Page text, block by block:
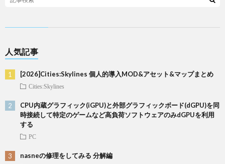
人気記事
[2026]Cities:Skylines 個人的導入MOD&アセット&マップまとめ
Cities:Skylines
CPU内蔵グラフィック(iGPU)と外部グラフィックボード(dGPU)を同
時接続して特定のゲームなど高負荷ソフトウェアのみdGPUを利用
する
PC
nasneの修理をしてみる 分解編